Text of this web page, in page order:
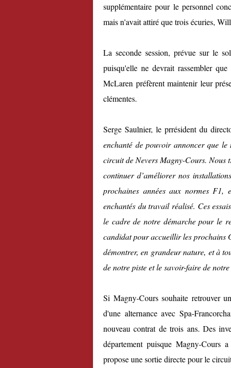
supplémentaire pour le personnel
mais n'avait attiré que trois écuries,
La seconde session, prévue sur le
puisqu'elle ne devrait rassembler
McLaren préfèrent maintenir leur
clémentes.
Serge Saulnier, le prrésident du
enchanté de pouvoir annoncer que
circuit de Nevers Magny-Cours. Nous
continuer d’améliorer nos
prochaines années aux normes
enchantés du travail réalisé. Ces
le cadre de notre démarche pour le
candidat pour accueillir les prochains
démontrer, en grandeur nature, et à
de notre piste et le savoir-faire de
Si Magny-Cours souhaite retrouver
d'une alternance avec Spa-
nouveau contrat de trois ans. Des
département puisque Magny-Cours
propose une sortie directe pour le